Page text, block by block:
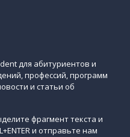
для абитуриентов и
профессий, программ
и статьи об
фрагмент текста и
и отправьте нам